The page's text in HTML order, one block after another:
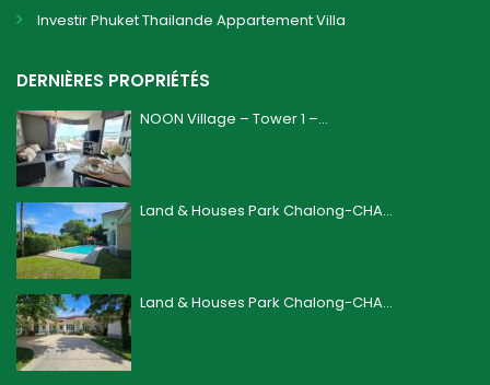
Investir Phuket Thailande Appartement Villa
DERNIÈRES PROPRIÉTÉS
NOON Village – Tower 1 –...
Land & Houses Park Chalong-CHA...
Land & Houses Park Chalong-CHA...